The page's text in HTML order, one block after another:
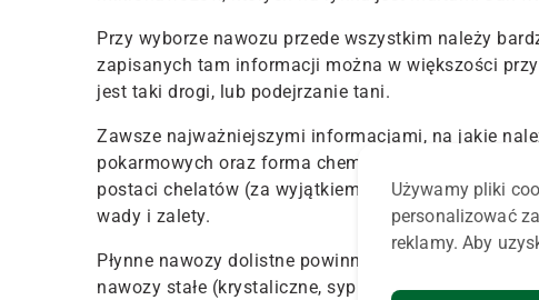
Przy wyborze nawozu przede wszystkim należy
zapisanych tam informacji można w większości
jest taki drogi, lub podejrzanie tani.
Zawsze najważniejszymi informacjami, na jakie
pokarmowych oraz forma chemiczna.
postaci chelatów (za wyjątkiem boru i molibdenu),
wady i zalety.
Płynne nawozy dolistne powinny być klarowne,
nawozy stałe (krystaliczne, sypkie) powinny się
Używamy pliki
personalizować
reklamy. Aby